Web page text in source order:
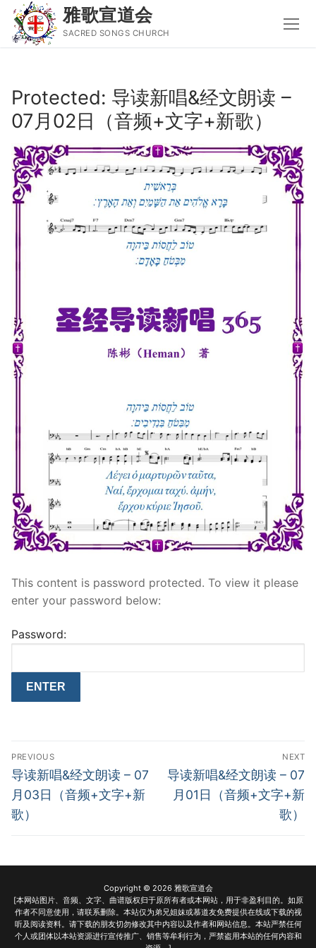
content
雅歌宣道会
SACRED SONGS CHURCH
Search
for:
主页
主日讲道
圣经导读新唱
属灵书籍
宣教事工
神学研究
Protected: 导读新唱&经文朗读 –
07月02日（音频+文字+新歌）
This content is password protected. To view it please
enter your password below:
Password:
Post
navigation
PREVIOUS
Previous
post:
导读新唱&经文朗读 – 07
月03日（音频+文字+新
歌）
NEXT
Next
post:
导读新唱&经文朗读 – 07
月01日（音频+文字+新
歌）
Copyright © 2026 雅歌宣道会
[本网站图片、音频、文字、曲谱版权归于原所有者或本网站，用于非盈利目的。如原
作者不同意使用，请联系删除。本站仅为弟兄姐妹或慕道友免费提供在线或下载的视
听及阅读资料。请下载的朋友切勿修改其中内容以及作者和网站信息。本站严禁任何
个人或团体以本站资源进行宣传推广、销售等牟利行为，严禁盗用本站的任何内容和